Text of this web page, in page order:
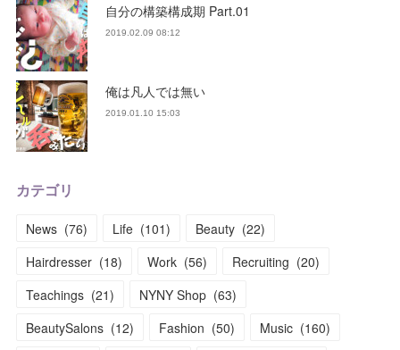
自分の構築構成期 Part.01
2019.02.09 08:12
俺は凡人では無い
2019.01.10 15:03
カテゴリ
News (76) Life (101) Beauty (22)
Hairdresser (18) Work (56) Recruiting (20)
Teachings (21) NYNY Shop (63)
BeautySalons (12) Fashion (50) Music (160)